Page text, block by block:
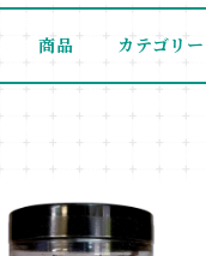
商品 カテゴリー